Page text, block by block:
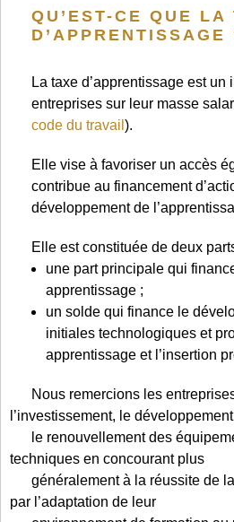
QU’EST-CE QUE LA
D’APPRENTISSAGE
La taxe d’apprentissage est un
entreprises sur leur masse
code du travail ).
Elle vise à favoriser un accès
contribue au financement
développement de
Elle est constituée de deux
une part principale qui
apprentissage ;
un solde qui finance le
initiales technologiques et
apprentissage et l’insertion
Nous remercions les
l’investissement, le
le renouvellement des
techniques en concourant plus
généralement à la réussite de
par l’adaptation de leur